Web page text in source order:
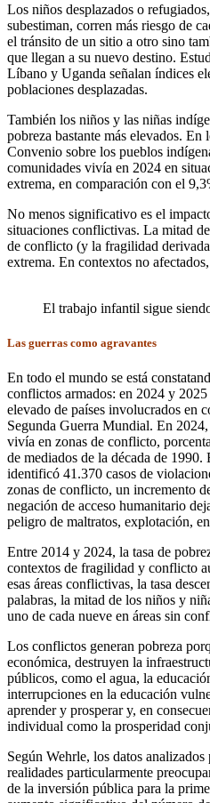
Los niños desplazados o
subestiman, corren más riesgo de
el tránsito de un sitio a otro sino
que llegan a su nuevo destino.
Líbano y Uganda señalan índices
poblaciones desplazadas.
También los niños y las niñas
pobreza bastante más elevados.
Convenio sobre los pueblos
comunidades vivía en 2024 en
extrema, en comparación con el
No menos significativo es el
situaciones conflictivas. La mitad
de conflicto (y la fragilidad
extrema. En contextos no
El trabajo infantil sigue
Las guerras como agravantes
En todo el mundo se está
conflictos armados: en 2024 y
elevado de países involucrados en
Segunda Guerra Mundial. En
vivía en zonas de conflicto,
de mediados de la década de
identificó 41.370 casos de
zonas de conflicto, un incremento
negación de acceso humanitario
peligro de maltratos, explotación,
Entre 2014 y 2024, la tasa de
contextos de fragilidad y conflicto
esas áreas conflictivas, la tasa
palabras, la mitad de los niños y
uno de cada nueve en áreas sin
Los conflictos generan pobreza
económica, destruyen la
públicos, como el agua, la
interrupciones en la educación
aprender y prosperar y, en
individual como la prosperidad
Según Wehrle, los datos
realidades particularmente
de la inversión pública para la